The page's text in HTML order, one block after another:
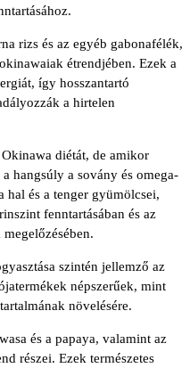
rizs és az egyéb gabonafélék,
étrendjében. Ezek a
így hosszantartó
a hirtelen
diétát, de amikor
hangsúly a sovány és omega-
hal és a tenger gyümölcsei,
fenntartásában és az
szintén jellemző az
népszerűek, mint
növelésére.
és a papaya, valamint az
részei. Ezek természetes